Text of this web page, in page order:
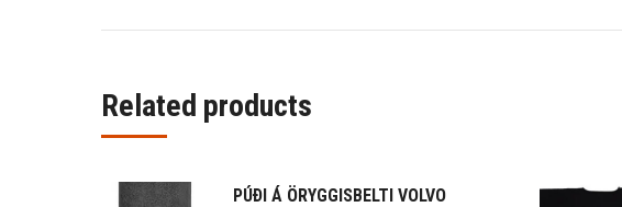
Related products
PÚÐI Á ÖRYGGISBELTI VOLVO